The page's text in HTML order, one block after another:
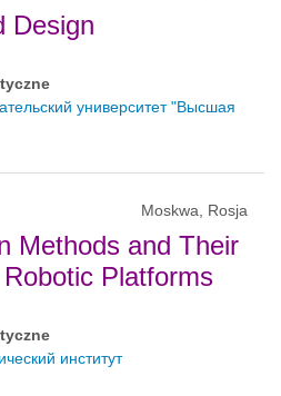
Design
университет "Высшая
Moskwa, Rosja
Methods and Their
Platforms
институт